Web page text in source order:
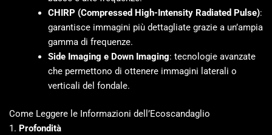
CHIRP (Compressed High-Intensity Radiated Pulse):
garantisce immagini più dettagliate grazie a un’ampia
gamma di frequenze.
Side Imaging e Down Imaging: tecnologie avanzate
che permettono di ottenere immagini laterali o
verticali del fondale.
Come Leggere le Informazioni dell’Ecoscandaglio
1. Profondità